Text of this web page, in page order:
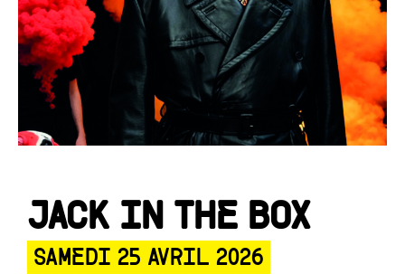
JACK IN THE BOX
SAMEDI 25 AVRIL 2026